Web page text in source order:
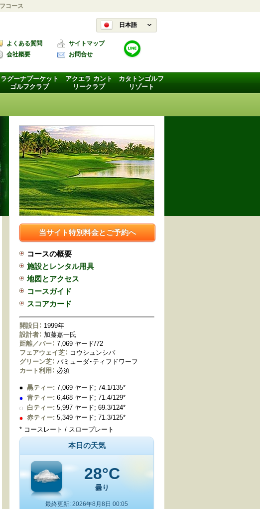
コース
日本語
よくある質問
会社概要
サイトマップ
お問合せ
ラグーナプーケット
ゴルフクラブ
アクエラ カント
リークラブ
カタトンゴルフ
リゾート
当サイト特別料金とご予約へ
コースの概要
施設とレンタル用具
地図とアクセス
コースガイド
スコアカード
開設日： 1999年
設計者： 加藤嘉一氏
距離／パー： 7,069 ヤード/72
フェアウェイ芝： コウシュンシバ
グリーン芝： バミューダ・ティフドワーフ
カート利用： 必須
黒ティー: 7,069 ヤード; 74.1/135*
青ティー: 6,468 ヤード; 71.4/129*
白ティー: 5,997 ヤード; 69.3/124*
赤ティー: 5,349 ヤード; 71.3/125*
* コースレート / スロープレート
本日の天気
28°C
曇り
最終更新: 2026年8月8日 00:05